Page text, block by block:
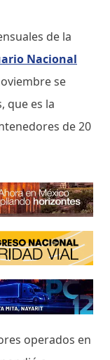
de la
Nacional
se
que es la
de 20
operados en